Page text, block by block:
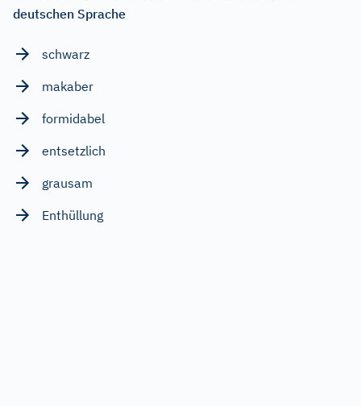
deutschen Sprache
schwarz
makaber
formidabel
entsetzlich
grausam
Enthüllung